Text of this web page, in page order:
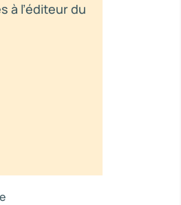
à l’éditeur du